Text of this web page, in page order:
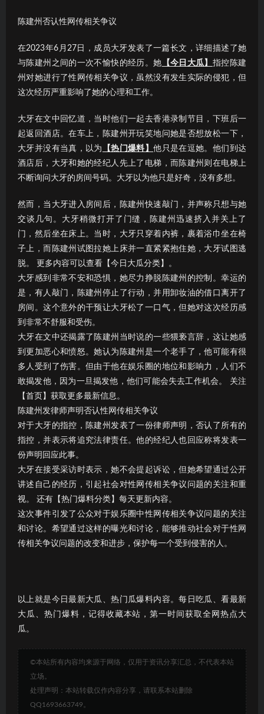
陈建州否认性网传相关争议
在2023年6月27日，成员大牙发表了一篇长文，详细描述了她
与陈建州之间的一次不愉快的经历。她 【今日大瓜】 指控陈建
州对她进行了性网传相关争议，虽然没有发生实际的侵犯，但
这次经历严重影响了她的心理和工作。
大牙在文中回忆道，当时他们一起去香港录制节目，下班后一
起返回酒店。在车上，陈建州开玩笑地问她是否想放松一下，
大牙并没有当真，以为
【热门爆料】他只是在逗她。他们到达
酒店后，大牙和她的经纪人先上了电梯，而陈建州则在电梯上
不断询问大牙的房间号码。大牙以为他只是好奇，没有多想。
然而，当大牙进入房间后，陈建州快速敲门，并声称只想与她
交谈几句。大牙稍微打开了门缝，陈建州迅速挤入并关上了
门，然后坐在床上。当时，大牙只穿着内裤，裹着浴巾坐在椅
子上，而陈建州试图拉她上床并一直紧紧抱住她，大牙试图逃
脱。 更多内容可以查看【今日大瓜分类】。
大牙感到非常不安和恐惧，她尽力挣脱陈建州的控制。幸运的
是，有人敲门，陈建州停止了行动，并用卸妆油的借口离开了
房间。这个意外的干预让大牙松了一口气，但她对这次经历感
到非常不舒服和受伤。
大牙在文中还揭露了陈建州当时说的一些猥亵言辞，这让她感
到更加恶心和愤怒。她认为陈建州是一个老手了，他可能有很
多人受到了伤害。但由于他在娱乐圈的地位和影响力，人们不
敢揭发他，因为一旦揭发他，他们可能会失去工作机会。 关注
【首页】获取更多最新信息。
陈建州发律师声明否认性网传相关争议
对于大牙的指控，陈建州发表了一份律师声明，否认了所有的
指控，并表示将追究法律责任。他的经纪人也回应称将发表一
份声明回应此事。
大牙在接受采访时表示，她不会提起诉讼，但她希望通过公开
讲述自己的经历，引起社会对性网传相关争议问题的关注和重
视。 还有【热门爆料分类】每天更新内容。
这次事件引发了公众对于娱乐圈中性网传相关争议问题的关注
和讨论。希望通过这样的曝光和讨论，能够推动社会对于性网
传相关争议问题的改变和进步，保护每一个受到侵害的人。
以上就是今日最新大瓜、热门瓜爆料内容。每日吃瓜、看最新
大瓜、热门爆料，记得收藏本站，第一时间获取全网热点大
瓜。
©本站所有内容均来源于网络，仅用于资讯分享汇总，不代表本站
立场。
处理声明：本站转载仅作内容分享，请联系本站删除
QQ1693663749。